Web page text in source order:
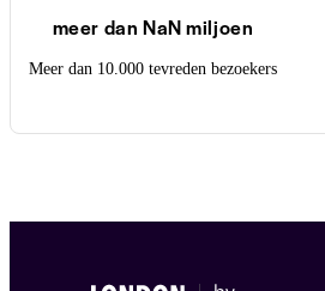
meer dan NaN miljoen
Meer dan 10.000 tevreden bezoekers